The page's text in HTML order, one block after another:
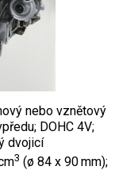
nebo vznětový
DOHC 4V;
dvojicí
3 (ø 84 x 90 mm);